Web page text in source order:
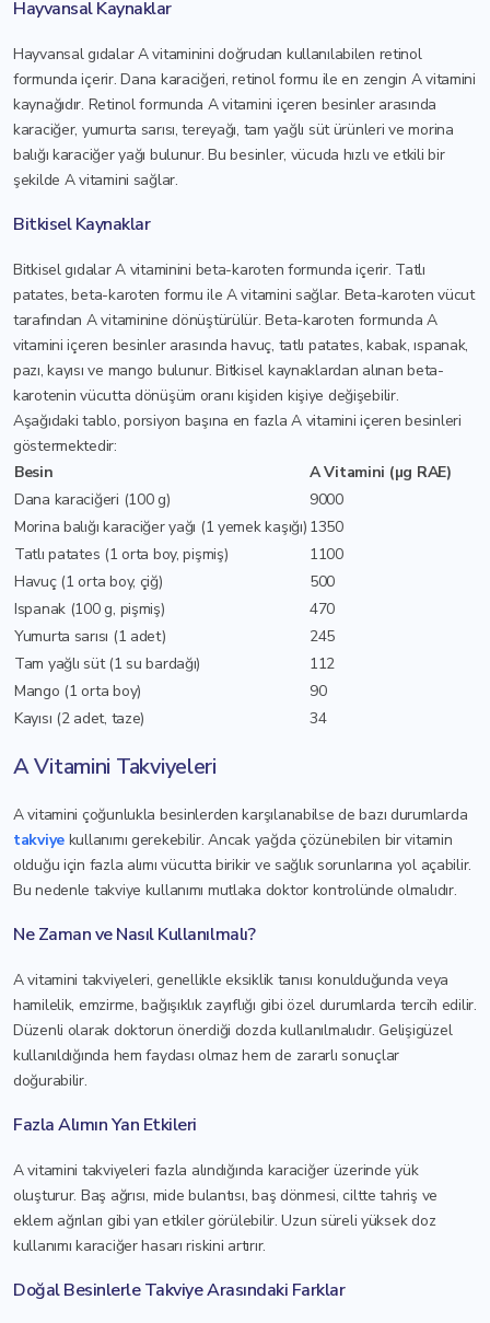
Hayvansal Kaynaklar
Hayvansal gıdalar A vitaminini doğrudan kullanılabilen retinol
formunda içerir. Dana karaciğeri, retinol formu ile en zengin A vitamini
kaynağıdır. Retinol formunda A vitamini içeren besinler arasında
karaciğer, yumurta sarısı, tereyağı, tam yağlı süt ürünleri ve morina
balığı karaciğer yağı bulunur. Bu besinler, vücuda hızlı ve etkili bir
şekilde A vitamini sağlar.
Bitkisel Kaynaklar
Bitkisel gıdalar A vitaminini beta-karoten formunda içerir. Tatlı
patates, beta-karoten formu ile A vitamini sağlar. Beta-karoten vücut
tarafından A vitaminine dönüştürülür. Beta-karoten formunda A
vitamini içeren besinler arasında havuç, tatlı patates, kabak, ıspanak,
pazı, kayısı ve mango bulunur. Bitkisel kaynaklardan alınan beta-
karotenin vücutta dönüşüm oranı kişiden kişiye değişebilir.
Aşağıdaki tablo, porsiyon başına en fazla A vitamini içeren besinleri
göstermektedir:
Besin
A Vitamini (µg RAE)
Dana karaciğeri (100 g)
9000
Morina balığı karaciğer yağı (1 yemek kaşığı) 1350
Tatlı patates (1 orta boy, pişmiş)
1100
Havuç (1 orta boy, çiğ)
500
Ispanak (100 g, pişmiş)
470
Yumurta sarısı (1 adet)
245
Tam yağlı süt (1 su bardağı)
112
Mango (1 orta boy)
90
Kayısı (2 adet, taze)
34
A Vitamini Takviyeleri
A vitamini çoğunlukla besinlerden karşılanabilse de bazı durumlarda
takviye kullanımı gerekebilir. Ancak yağda çözünebilen bir vitamin
olduğu için fazla alımı vücutta birikir ve sağlık sorunlarına yol açabilir.
Bu nedenle takviye kullanımı mutlaka doktor kontrolünde olmalıdır.
Ne Zaman ve Nasıl Kullanılmalı?
A vitamini takviyeleri, genellikle eksiklik tanısı konulduğunda veya
hamilelik, emzirme, bağışıklık zayıflığı gibi özel durumlarda tercih edilir.
Düzenli olarak doktorun önerdiği dozda kullanılmalıdır. Gelişigüzel
kullanıldığında hem faydası olmaz hem de zararlı sonuçlar
doğurabilir.
Fazla Alımın Yan Etkileri
A vitamini takviyeleri fazla alındığında karaciğer üzerinde yük
oluşturur. Baş ağrısı, mide bulantısı, baş dönmesi, ciltte tahriş ve
eklem ağrıları gibi yan etkiler görülebilir. Uzun süreli yüksek doz
kullanımı karaciğer hasarı riskini artırır.
Doğal Besinlerle Takviye Arasındaki Farklar